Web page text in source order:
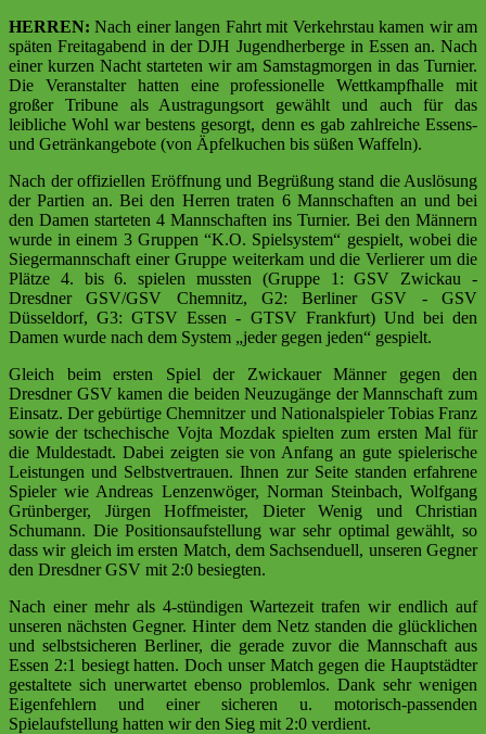
HERREN: Nach einer langen Fahrt mit Verkehrstau kamen wir am
späten Freitagabend in der DJH Jugendherberge in Essen an. Nach
einer kurzen Nacht starteten wir am Samstagmorgen in das Turnier.
Die Veranstalter hatten eine professionelle Wettkampfhalle mit
großer Tribune als Austragungsort gewählt und auch für das
leibliche Wohl war bestens gesorgt, denn es gab zahlreiche Essens-
und Getränkangebote (von Äpfelkuchen bis süßen Waffeln).
Nach der offiziellen Eröffnung und Begrüßung stand die Auslösung
der Partien an. Bei den Herren traten 6 Mannschaften an und bei
den Damen starteten 4 Mannschaften ins Turnier. Bei den Männern
wurde in einem 3 Gruppen “K.O. Spielsystem“ gespielt, wobei die
Siegermannschaft einer Gruppe weiterkam und die Verlierer um die
Plätze 4. bis 6. spielen mussten (Gruppe 1: GSV Zwickau -
Dresdner GSV/GSV Chemnitz, G2: Berliner GSV - GSV
Düsseldorf, G3: GTSV Essen - GTSV Frankfurt) Und bei den
Damen wurde nach dem System „jeder gegen jeden“ gespielt.
Gleich beim ersten Spiel der Zwickauer Männer gegen den
Dresdner GSV kamen die beiden Neuzugänge der Mannschaft zum
Einsatz. Der gebürtige Chemnitzer und Nationalspieler Tobias Franz
sowie der tschechische Vojta Mozdak spielten zum ersten Mal für
die Muldestadt. Dabei zeigten sie von Anfang an gute spielerische
Leistungen und Selbstvertrauen. Ihnen zur Seite standen erfahrene
Spieler wie Andreas Lenzenwöger, Norman Steinbach, Wolfgang
Grünberger, Jürgen Hoffmeister, Dieter Wenig und Christian
Schumann. Die Positionsaufstellung war sehr optimal gewählt, so
dass wir gleich im ersten Match, dem Sachsenduell, unseren Gegner
den Dresdner GSV mit 2:0 besiegten.
Nach einer mehr als 4-stündigen Wartezeit trafen wir endlich auf
unseren nächsten Gegner. Hinter dem Netz standen die glücklichen
und selbstsicheren Berliner, die gerade zuvor die Mannschaft aus
Essen 2:1 besiegt hatten. Doch unser Match gegen die Hauptstädter
gestaltete sich unerwartet ebenso problemlos. Dank sehr wenigen
Eigenfehlern und einer sicheren u. motorisch-passenden
Spielaufstellung hatten wir den Sieg mit 2:0 verdient.